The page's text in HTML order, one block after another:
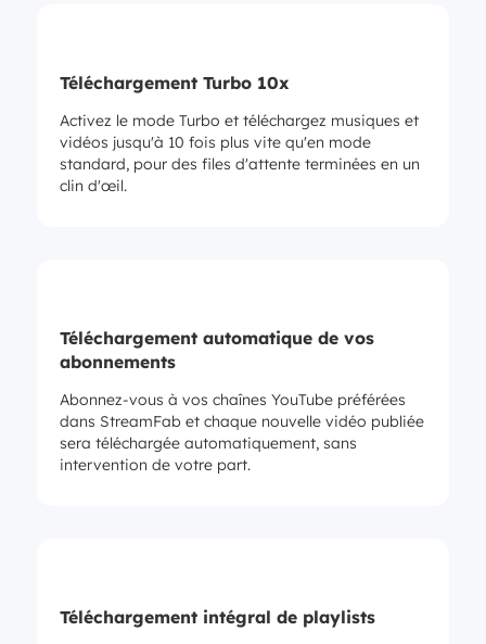
Téléchargement Turbo 10x
Activez le mode Turbo et téléchargez musiques et
vidéos jusqu'à 10 fois plus vite qu'en mode
standard, pour des files d'attente terminées en un
clin d'œil.
Téléchargement automatique de vos
abonnements
Abonnez-vous à vos chaînes YouTube préférées
dans StreamFab et chaque nouvelle vidéo publiée
sera téléchargée automatiquement, sans
intervention de votre part.
Téléchargement intégral de playlists